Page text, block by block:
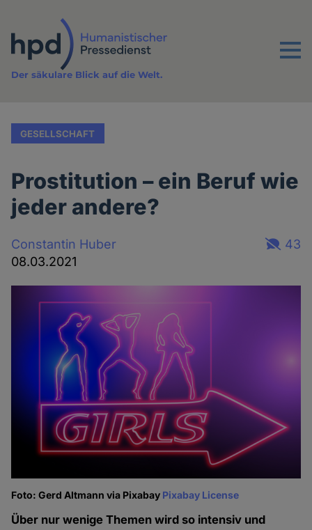
Inhalt
Menu
Der säkulare Blick auf die Welt.
GESELLSCHAFT
Prostitution – ein Beruf wie
jeder andere?
Constantin Huber
08.03.2021
43
Foto: Gerd Altmann via Pixabay Pixabay License
Über nur wenige Themen wird so intensiv und